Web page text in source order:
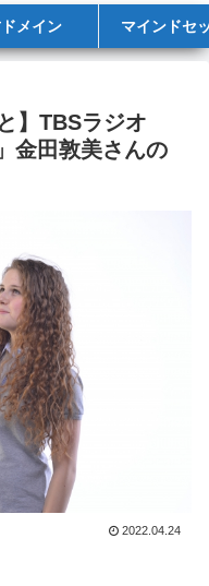
メイン マインドセ
】TBSラジオ
金田敦美さんの
2022.04.24